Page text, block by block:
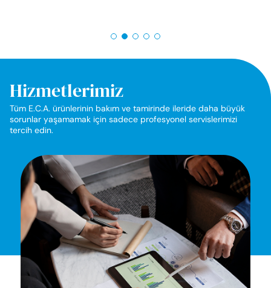
Hizmetlerimiz
Tüm E.C.A. ürünlerinin bakım ve tamirinde ileride daha büyük
sorunlar yaşamamak için sadece profesyonel servislerimizi
tercih edin.